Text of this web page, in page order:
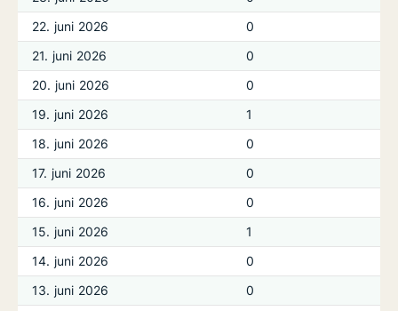
22. juni 2026
0
21. juni 2026
0
20. juni 2026
0
19. juni 2026
1
18. juni 2026
0
17. juni 2026
0
16. juni 2026
0
15. juni 2026
1
14. juni 2026
0
13. juni 2026
0